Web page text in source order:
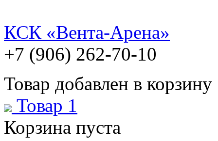
КСК «Вента-Арена»
+7 (906) 262-70-10
Товар добавлен в корзину
Товар 1
Корзина пуста